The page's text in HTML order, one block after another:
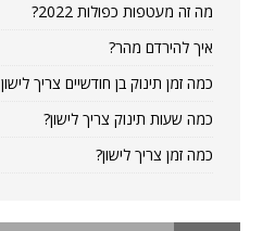
מה זה מעטפות כפולות 2022?
איך להירדם מהר?
כמה זמן תינוק בן חודשיים צריך לישון
כמה שעות תינוק צריך לישון?
כמה זמן צריך לישון?